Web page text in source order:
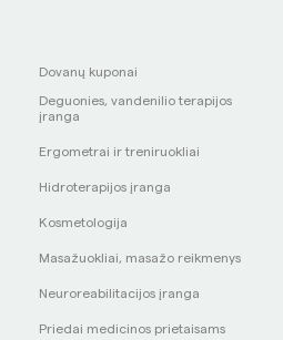
Dovanų kuponai
Deguonies, vandenilio terapijos
įranga
Ergometrai ir treniruokliai
Hidroterapijos įranga
Kosmetologija
Masažuokliai, masažo reikmenys
Neuroreabilitacijos įranga
Priedai medicinos prietaisams